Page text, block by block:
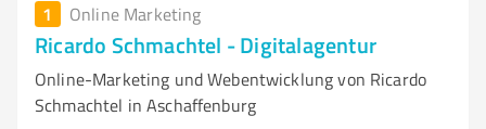
1 Online Marketing
Ricardo Schmachtel - Digitalagentur
Online-Marketing und Webentwicklung von Ricardo
Schmachtel in Aschaffenburg